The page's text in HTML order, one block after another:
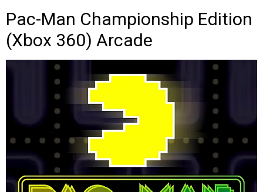
Pac-Man Championship Edition
(Xbox 360) Arcade